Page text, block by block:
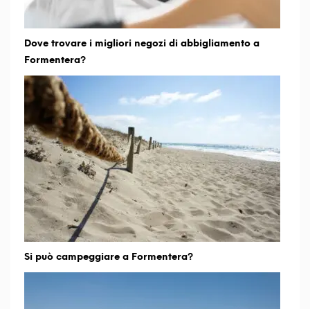
Dove trovare i migliori negozi di abbigliamento a
Formentera?
Si può campeggiare a Formentera?